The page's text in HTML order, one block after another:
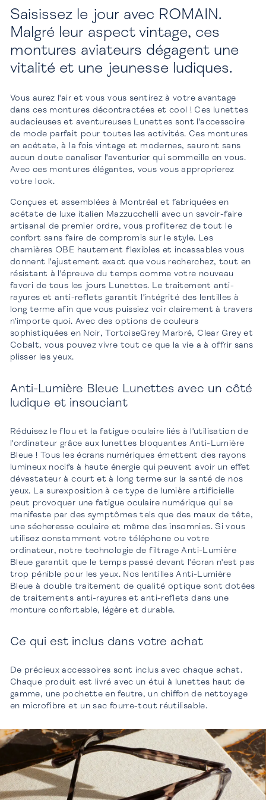
Saisissez le jour avec ROMAIN.
Malgré leur aspect vintage, ces
montures aviateurs dégagent une
vitalité et une jeunesse ludiques.
Vous aurez l'air et vous vous sentirez à votre avantage
dans ces montures décontractées et cool ! Ces lunettes
audacieuses et aventureuses Lunettes sont l'accessoire
de mode parfait pour toutes les activités. Ces montures
en acétate, à la fois vintage et modernes, sauront sans
aucun doute canaliser l'aventurier qui sommeille en vous.
Avec ces montures élégantes, vous vous approprierez
votre look.
Conçues et assemblées à Montréal et fabriquées en
acétate de luxe italien Mazzucchelli avec un savoir-faire
artisanal de premier ordre, vous profiterez de tout le
confort sans faire de compromis sur le style. Les
charnières OBE hautement flexibles et incassables vous
donnent l'ajustement exact que vous recherchez, tout en
résistant à l'épreuve du temps comme votre nouveau
favori de tous les jours Lunettes. Le traitement anti-
rayures et anti-reflets garantit l'intégrité des lentilles à
long terme afin que vous puissiez voir clairement à travers
n'importe quoi. Avec des options de couleurs
sophistiquées en Noir, TortoiseGrey Marbré, Clear Grey et
Cobalt, vous pouvez vivre tout ce que la vie a à offrir sans
plisser les yeux.
Anti-Lumière Bleue Lunettes avec un côté
ludique et insouciant
Réduisez le flou et la fatigue oculaire liés à l'utilisation de
l'ordinateur grâce aux lunettes bloquantes Anti-Lumière
Bleue ! Tous les écrans numériques émettent des rayons
lumineux nocifs à haute énergie qui peuvent avoir un effet
dévastateur à court et à long terme sur la santé de nos
yeux. La surexposition à ce type de lumière artificielle
peut provoquer une fatigue oculaire numérique qui se
manifeste par des symptômes tels que des maux de tête,
une sécheresse oculaire et même des insomnies. Si vous
utilisez constamment votre téléphone ou votre
ordinateur, notre technologie de filtrage Anti-Lumière
Bleue garantit que le temps passé devant l'écran n'est pas
trop pénible pour les yeux. Nos lentilles Anti-Lumière
Bleue à double traitement de qualité optique sont dotées
de traitements anti-rayures et anti-reflets dans une
monture confortable, légère et durable.
Ce qui est inclus dans votre achat
De précieux accessoires sont inclus avec chaque achat.
Chaque produit est livré avec un étui à lunettes haut de
gamme, une pochette en feutre, un chiffon de nettoyage
en microfibre et un sac fourre-tout réutilisable.